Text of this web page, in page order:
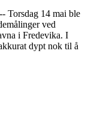
Torsdag 14 mai ble
ved
i Fredevika. I
dypt nok til å